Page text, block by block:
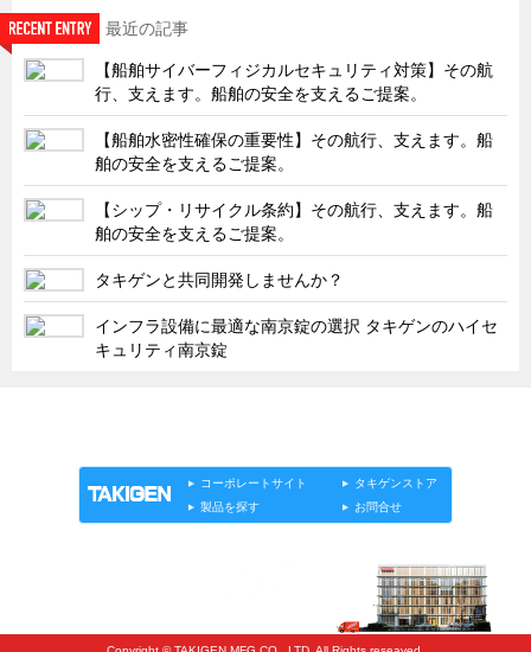
あれこれWATCH
こんなとき、どう言うの?
４コマ漫画 のんきなのんちゃん
CATEGORY タキゲンinfo.
お知らせ
展示会情報／出展告知
展示会情報／報告レポート
工場見学
海外出張
タキゲン売上ランキング
展示トラック
タキネタ
最近の記事
【船舶サイバーフィジカルセキュリティ対策】その航
行、支えます。船舶の安全を支えるご提案。
【船舶水密性確保の重要性】その航行、支えます。船
舶の安全を支えるご提案。
【シップ・リサイクル条約】その航行、支えます。船
舶の安全を支えるご提案。
タキゲンと共同開発しませんか？
インフラ設備に最適な南京錠の選択 タキゲンのハイセ
キュリティ南京錠
コーポレートサイト
タキゲンストア
製品を探す
お問合せ